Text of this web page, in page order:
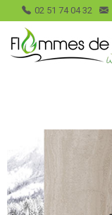
02 51 74 04 32